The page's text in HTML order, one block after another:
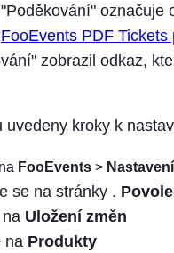
označuje
FooEvents PDF Tickets
zobrazil odkaz,
uvedeny kroky k
FooEvents > Nastavení
se na stránky .
Uložení změn
na Produkty